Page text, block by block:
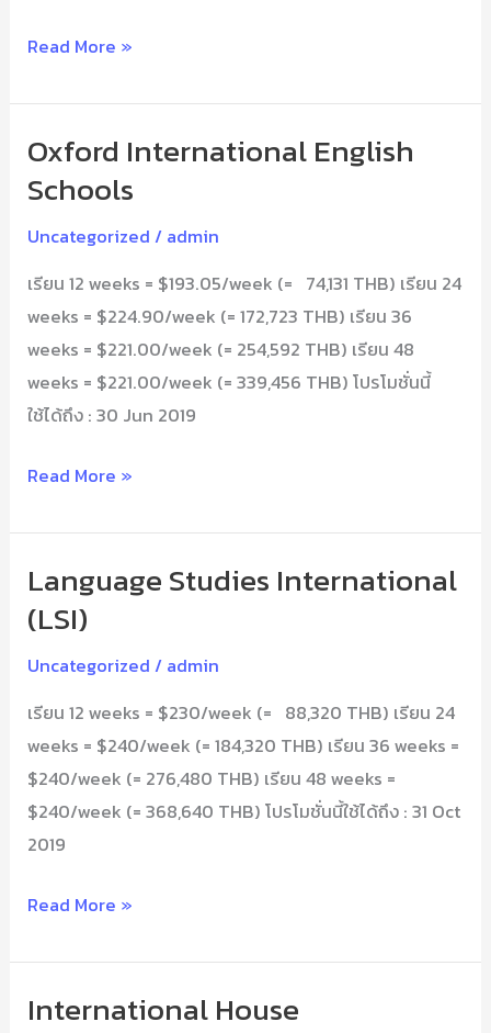
Read More »
Oxford International English
Schools
Uncategorized / admin
เรียน 12 weeks = $193.05/week (= 74,131 THB) เรียน 24
weeks = $224.90/week (= 172,723 THB) เรียน 36
weeks = $221.00/week (= 254,592 THB) เรียน 48
weeks = $221.00/week (= 339,456 THB) โปรโมชั่นนี้
ใช้ได้ถึง : 30 Jun 2019
Oxford
International
Schools
Read More »
Language Studies International
(LSI)
Uncategorized / admin
เรียน 12 weeks = $230/week (= 88,320 THB) เรียน 24
weeks = $240/week (= 184,320 THB) เรียน 36 weeks =
$240/week (= 276,480 THB) เรียน 48 weeks =
$240/week (= 368,640 THB) โปรโมชั่นนี้ใช้ได้ถึง : 31 Oct
2019
Language
Studies
(LSI)
Read More »
International House
International